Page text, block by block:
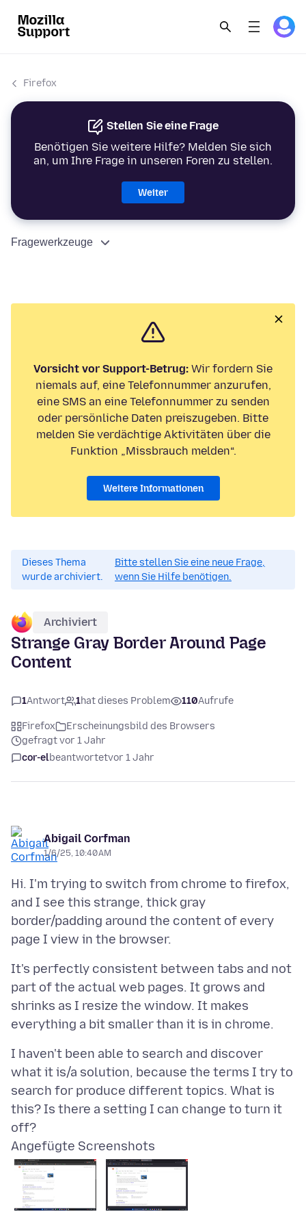
Firefox
Stellen Sie eine Frage
Benötigen Sie weitere Hilfe? Melden Sie sich
an, um Ihre Frage in unseren Foren zu stellen.
Weiter
Fragewerkzeuge
Vorsicht vor Support-Betrug: Wir fordern Sie
niemals auf, eine Telefonnummer anzurufen,
eine SMS an eine Telefonnummer zu senden
oder persönliche Daten preiszugeben. Bitte
melden Sie verdächtige Aktivitäten über die
Funktion „Missbrauch melden“.
Weitere Informationen
Dieses Thema
wurde archiviert.
Bitte stellen Sie eine neue Frage,
wenn Sie Hilfe benötigen.
Archiviert
Strange Gray Border Around Page
Content
1Antwort 1hat dieses Problem 110Aufrufe
Firefox
Erscheinungsbild des Browsers
gefragt vor 1 Jahr
cor-elbeantwortetvor 1 Jahr
Abigail Corfman
1/6/25, 10:40 AM
Hi. I'm trying to switch from chrome to firefox,
and I see this strange, thick gray
border/padding around the content of every
It's perfectly consistent between tabs and not
part of the actual web pages. It grows and
shrinks as I resize the window. It makes
I haven't been able to search and discover
what it is/a solution, because the terms I try to
search for produce different topics. What is
this? Is there a setting I can change to turn it
Angefügte Screenshots